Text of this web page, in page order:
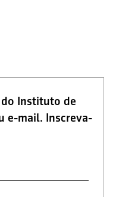
do Instituto de
e-mail. Inscreva-